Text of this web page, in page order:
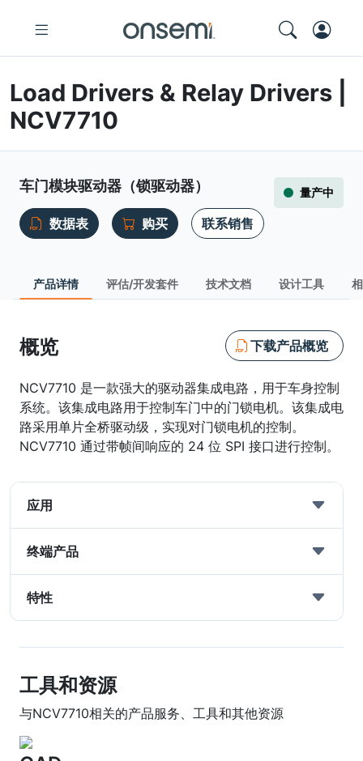
Load Drivers & Relay Drivers |
NCV7710
车门模块驱动器（锁驱动器） 量产中
数据表 购买 联系销售
产品详情 评估/开发套件 技术文档 设计工具
概览 下载产品概览
NCV7710 是一款强大的驱动器集成电路，用于车身控制
系统。该集成电路用于控制车门中的门锁电机。该集成电
路采用单片全桥驱动级，实现对门锁电机的控制。
NCV7710 通过带帧间响应的 24 位 SPI 接口进行控制。
应用
终端产品
特性
工具和资源
与NCV7710相关的产品服务、工具和其他资源